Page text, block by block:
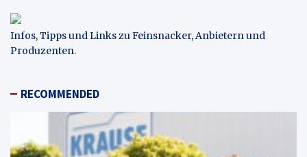
Infos, Tipps und Links zu Feinsnacker, Anbietern und
Produzenten.
RECOMMENDED